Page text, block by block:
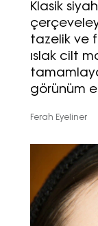
Moda
fikirler,
vogue
Klasik
tazelik ve
ıslak cilt
görünüm
Ferah Eyeliner